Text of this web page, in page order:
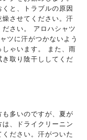
と、トラブルの原因
させてください。汗
さい。 アロハシャツ
ツに汗がつかないよう
ゃいます。 また、雨
取り陰干ししてくだ
多いのですが、夏が
、ドライクリーニン
ださい。汗がついた